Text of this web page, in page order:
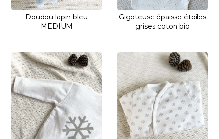
Doudou lapin bleu
MEDIUM
Gigoteuse épaisse étoiles
grises coton bio